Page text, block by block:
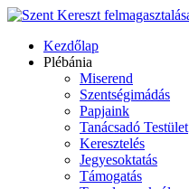
Kezdőlap
Plébánia
Miserend
Szentségimádás
Papjaink
Tanácsadó Testület
Keresztelés
Jegyesoktatás
Támogatás